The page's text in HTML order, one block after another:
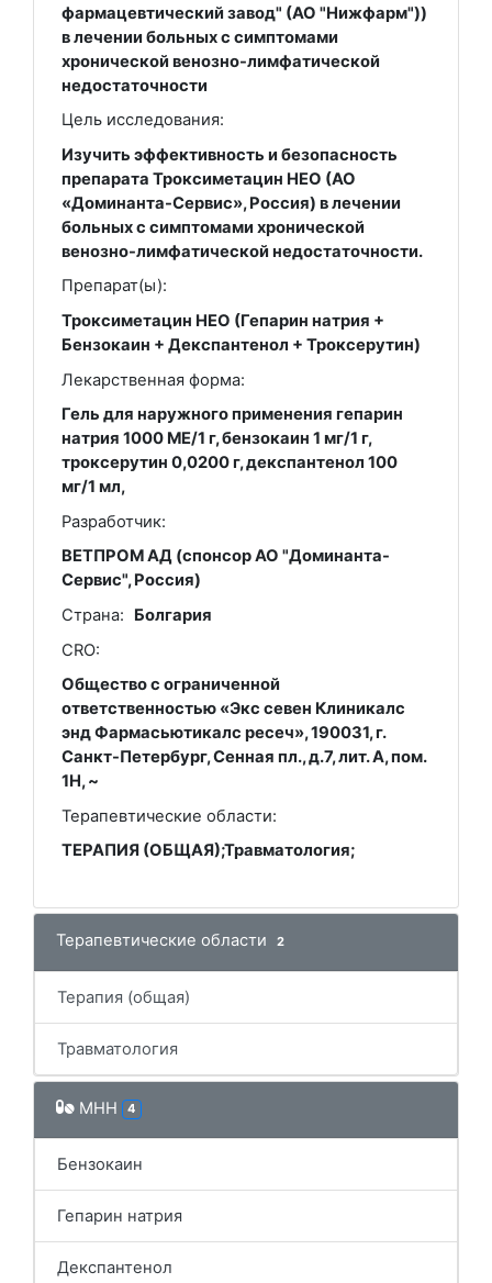
фармацевтический завод" (АО "Нижфарм"))
в лечении больных с симптомами
хронической венозно-лимфатической
недостаточности
Цель исследования:
Изучить эффективность и безопасность
препарата Троксиметацин НЕО (АО
«Доминанта-Сервис», Россия) в лечении
больных с симптомами хронической
венозно-лимфатической недостаточности.
Препарат(ы):
Троксиметацин НЕО (Гепарин натрия +
Бензокаин + Декспантенол + Троксерутин)
Лекарственная форма:
Гель для наружного применения гепарин
натрия 1000 МЕ/1 г, бензокаин 1 мг/1 г,
троксерутин 0,0200 г, декспантенол 100
мг/1 мл,
Разработчик:
ВЕТПРОМ АД (спонсор АО "Доминанта-
Сервис", Россия)
Страна:
Болгария
CRO:
Общество с ограниченной
ответственностью «Экс севен Клиникалс
энд Фармасьютикалс ресеч», 190031, г.
Санкт-Петербург, Сенная пл., д.7, лит. А, пом.
1Н, ~
Терапевтические области:
ТЕРАПИЯ (ОБЩАЯ);Травматология;
Терапевтические области 2
Терапия (общая)
Травматология
МНН 4
Бензокаин
Гепарин натрия
Декспантенол